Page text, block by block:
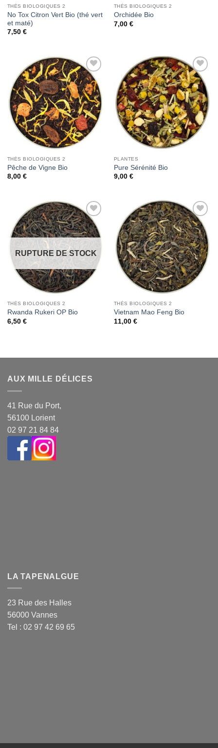
THÉS BIOLOGIQUES 2
No Tox Citron Vert Bio (thé vert
et maté)
7,50 €
THÉS BIOLOGIQUES 2
Orchidée Bio
7,00 €
Add to
Wishlist
THÉS BIOLOGIQUES 2
Pêche de Vigne Bio
8,00 €
Add to
Wishlist
PLANTES
Pure Sérénité Bio
9,00 €
Add to
Wishlist
RUPTURE DE STOCK
THÉS BIOLOGIQUES 2
Rwanda Rukeri OP Bio
6,50 €
Add to
Wishlist
THÉS BIOLOGIQUES 2
Vietnam Mao Feng Bio
11,00 €
AUX MILLE DÉLICES
41 Rue du Port,
56100 Lorient
02 97 21 84 84
LA TAPENALGUE
23 Rue des Halles
56000 Vannes
Tel : 02 97 42 69 65